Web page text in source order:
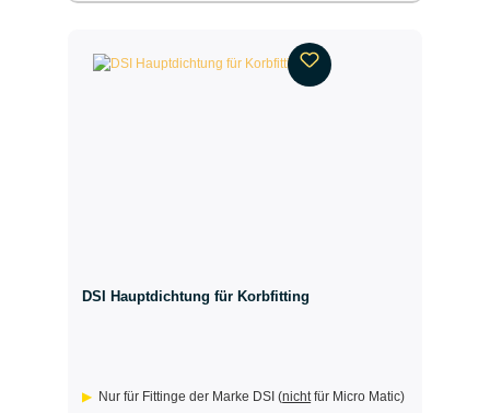
DSI Hauptdichtung für Korbfitting
Nur für Fittinge der Marke DSI (nichtfür Micro Matic)